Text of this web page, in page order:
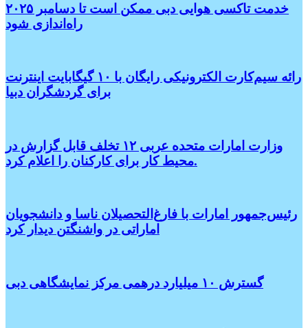
خدمت تاکسی هوایی دبی ممکن است تا دسامبر ۲۰۲۵
راه‌اندازی شود
رائه سیم‌کارت الکترونیکی رایگان با ۱۰ گیگابایت اینترنت
برای گردشگران دبیا
وزارت امارات متحده عربی ۱۲ تخلف قابل گزارش در
محیط کار برای کارکنان را اعلام کرد.
رئیس‌جمهور امارات با فارغ‌التحصیلان ناسا و دانشجویان
اماراتی در واشنگتن دیدار کرد
گسترش ۱۰ میلیارد درهمی مرکز نمایشگاهی دبی